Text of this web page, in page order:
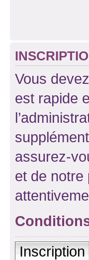
Vous
est rapide
assurez-
et de notre
Inscription